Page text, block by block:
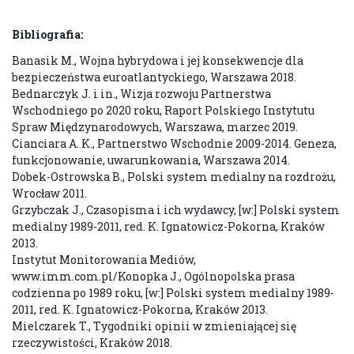
Bibliografia:
Banasik M., Wojna hybrydowa i jej konsekwencje dla
bezpieczeństwa euroatlantyckiego, Warszawa 2018.
Bednarczyk J. i in., Wizja rozwoju Partnerstwa
Wschodniego po 2020 roku, Raport Polskiego Instytutu
Spraw Międzynarodowych, Warszawa, marzec 2019.
Cianciara A. K., Partnerstwo Wschodnie 2009-2014. Geneza,
funkcjonowanie, uwarunkowania, Warszawa 2014.
Dobek-Ostrowska B., Polski system medialny na rozdrożu,
Wrocław 2011.
Grzybczak J., Czasopisma i ich wydawcy, [w:] Polski system
medialny 1989-2011, red. K. Ignatowicz-Pokorna, Kraków
2013.
Instytut Monitorowania Mediów,
www.imm.com.pl/Konopka J., Ogólnopolska prasa
codzienna po 1989 roku, [w:] Polski system medialny 1989-
2011, red. K. Ignatowicz-Pokorna, Kraków 2013.
Mielczarek T., Tygodniki opinii w zmieniającej się
rzeczywistości, Kraków 2018.